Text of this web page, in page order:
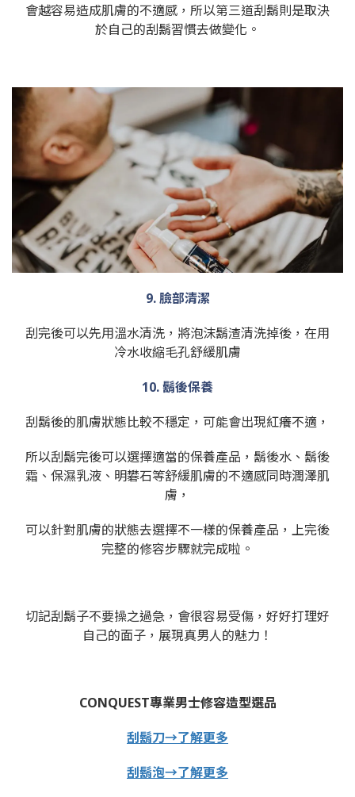
會越容易造成肌膚的不適感，所以第三道刮鬍則是取決
於自己的刮鬍習慣去做變化。
9. 臉部清潔
刮完後可以先用溫水清洗，將泡沫鬍渣清洗掉後，在用
冷水收縮毛孔舒緩肌膚
10. 鬍後保養
刮鬍後的肌膚狀態比較不穩定，可能會出現紅癢不適，
所以刮鬍完後可以選擇適當的保養產品，鬍後水、鬍後
霜、保濕乳液、明礬石等舒緩肌膚的不適感同時潤澤肌
膚，
可以針對肌膚的狀態去選擇不一樣的保養產品，上完後
完整的修容步驟就完成啦。
切記刮鬍子不要操之過急，會很容易受傷，好好打理好
自己的面子，展現真男人的魅力！
CONQUEST專業男士修容造型選品
刮鬍刀→了解更多
刮鬍泡→了解更多